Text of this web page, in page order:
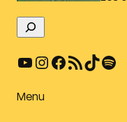
e
c
e
YouTube Instagram Facebook Flux RSS TikTok Spotify
Menu